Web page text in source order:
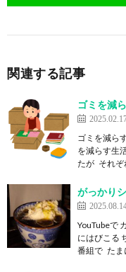
関連する記事
ゴミを減
ゴミを減ら
を減らす生
たが それ
がっかり
YouTubeで
にはびこる
番組で たま